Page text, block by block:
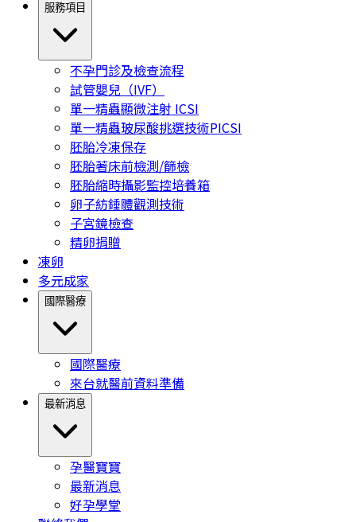
服務項目
不孕門診及檢查流程
試管嬰兒（IVF）
單一精蟲顯微注射 ICSI
單一精蟲玻尿酸挑選技術PICSI
胚胎冷凍保存
胚胎著床前檢測/篩檢
胚胎縮時攝影監控培養箱
卵子紡錘體觀測技術
子宮鏡檢查
精卵捐贈
凍卵
多元成家
國際醫療
國際醫療
來台就醫前資料準備
最新消息
孕醫寶寶
最新消息
好孕學堂